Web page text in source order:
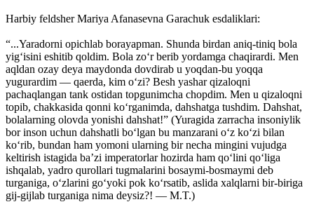
Harbiy feldsher Mariya Afanasevna Garachuk esdaliklari:
“...Yaradorni opichlab borayapman. Shunda birdan aniq-tiniq bola
yig‘isini eshitib qoldim. Bola zo‘r berib yordamga chaqirardi. Men
aqldan ozay deya maydonda dovdirab u yoqdan-bu yoqqa
yugurardim — qaerda, kim o‘zi? Besh yashar qizaloqni
pachaqlangan tank ostidan topgunimcha chopdim. Men u qizaloqni
topib, chakkasida qonni ko‘rganimda, dahshatga tushdim. Dahshat,
bolalarning olovda yonishi dahshat!” (Yuragida zarracha insoniylik
bor inson uchun dahshatli bo‘lgan bu manzarani o‘z ko‘zi bilan
ko‘rib, bundan ham yomoni ularning bir necha mingini vujudga
keltirish istagida ba’zi imperatorlar hozirda ham qo‘lini qo‘liga
ishqalab, yadro qurollari tugmalarini bosaymi-bosmaymi deb
turganiga, o‘zlarini go‘yoki pok ko‘rsatib, aslida xalqlarni bir-biriga
gij-gijlab turganiga nima deysiz?! — M.T.)